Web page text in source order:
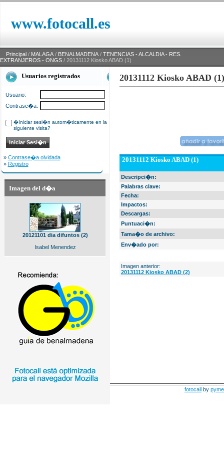
www.fotocall.es
Principal / MALAGA / BENALMADENA / TENENCIAS - ALCALDIA - RES.
EXTRANJEROS - ONGS / 20131112 Kiosko ABAD (1)
Usuarios registrados
Usuario:
Contrase�a:
�Iniciar sesi�n autom�ticamente en la
siguiente visita?
» Contrase�a olvidada
» Registro
Imagen del d�a
20121101 dia difuntos (2)
Isabel Menendez
20131112 Kiosko ABAD (1)
20131112 Kiosko ABAD (1)
Descripci�n:
Palabras clave:
Fecha:
Impactos:
Descargas:
Puntuaci�n:
Tama�o de archivo:
Env�ado por:
Imagen anterior:
20131112 Kiosko ABAD (2)
fotocall by